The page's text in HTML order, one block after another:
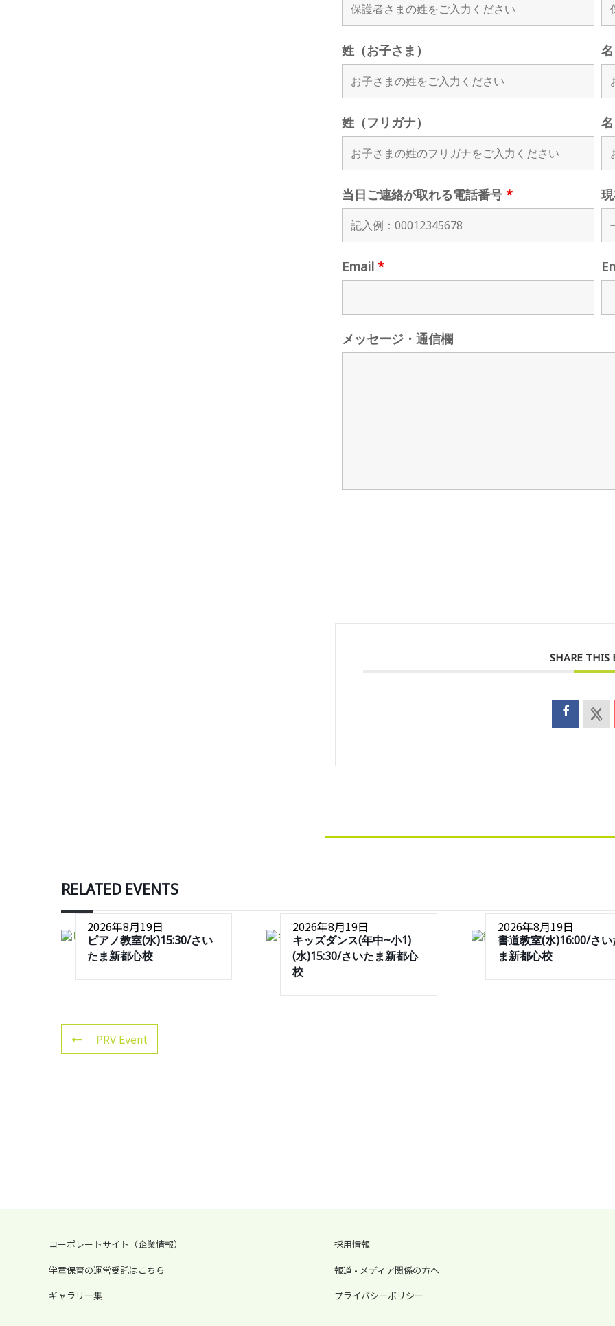
姓（お子さま）
姓（フリガナ）
当日ご連絡が取れる電話番号 *
Email *
メッセージ・通信欄
SHARE THIS
RELATED EVENTS
2026年8月19日
ピアノ教室(水)15:30/さい
たま新都心校
2026年8月19日
キッズダンス(年中~小1)
(水)15:30/さいたま新都心
校
2026年8月19日
書道教室(水)16:00/さい
ま新都心校
PRV Event
コーポレートサイト（企業情報）
学童保育の運営受託はこちら
ギャラリー集
採用情報
報道 • メディア関係の方へ
プライバシーポリシー